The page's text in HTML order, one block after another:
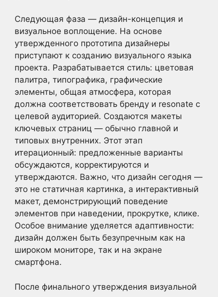
Следующая фаза — дизайн-концепция и
визуальное воплощение. На основе
утвержденного прототипа дизайнеры
приступают к созданию визуального языка
проекта. Разрабатывается стиль: цветовая
палитра, типографика, графические
элементы, общая атмосфера, которая
должна соответствовать бренду и resonate с
целевой аудиторией. Создаются макеты
ключевых страниц — обычно главной и
типовых внутренних. Этот этап
итерационный: предложенные варианты
обсуждаются, корректируются и
утверждаются. Важно, что дизайн сегодня —
это не статичная картинка, а интерактивный
макет, демонстрирующий поведение
элементов при наведении, прокрутке, клике.
Особое внимание уделяется адаптивности:
дизайн должен быть безупречным как на
широком мониторе, так и на экране
смартфона.
После финального утверждения визуальной